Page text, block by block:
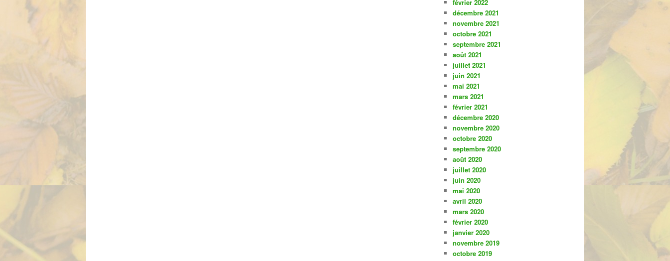
février 2022
décembre 2021
novembre 2021
octobre 2021
septembre 2021
août 2021
juillet 2021
juin 2021
mai 2021
mars 2021
février 2021
décembre 2020
novembre 2020
octobre 2020
septembre 2020
août 2020
juillet 2020
juin 2020
mai 2020
avril 2020
mars 2020
février 2020
janvier 2020
novembre 2019
octobre 2019